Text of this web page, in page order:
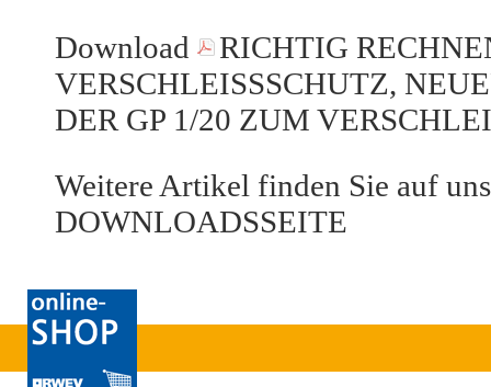
Download
RICHTIG
VERSCHLEISSSCHUTZ,
ER GP 1/20 ZUM
Weitere Artikel finden Sie auf
DOWNLOADSSEITE